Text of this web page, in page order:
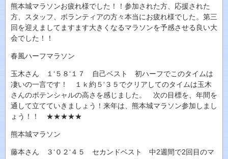
熊本城マラソンお疲れ様でした！！参加された方、応援された
方、スタッフ、ボランティアの方々本当にお疲れ様でした。第三
回を迎えましてますます大きくなるマラソンを予感させる良い大
会でした！！
春風ハーフマラソン
玉木さん １‘５８‘１７ 自己ベスト 初ハーフでこのタイムは
凄いの一言です！ １ｋ約５‘３５でクリアしてのタイムは玉木
さんのポテンシャルの高さを感じました。 次の目標を、年間を
通して立てていきましょう！来年は、熊本城マラソン参加しまし
ょう！！ ★★★★★
熊本城マラソン
藤本さん ３‘０２‘４５ セカンドベスト 中2週間で2回目のマ